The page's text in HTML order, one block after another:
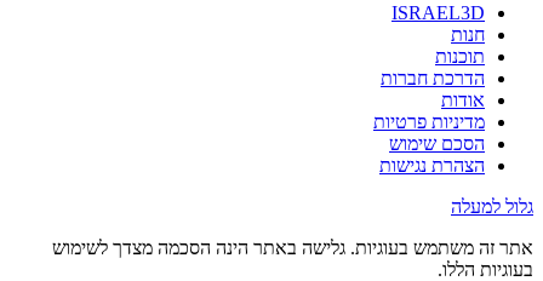
ISRAEL3D
חנות
תוכנות
הדרכת חברות
אודות
מדיניות פרטיות
הסכם שימוש
הצהרת נגישות
גלול למעלה
אתר זה משתמש בעוגיות. גלישה באתר הינה הסכמה מצדך לשימוש
בעוגיות הללו.